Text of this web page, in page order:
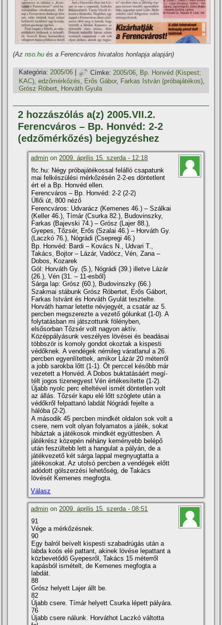
(Aznso.hu és a Ferencváros hivatalos honlapja alapján)
Kategória: 2005/06 | Címke: 2005/06 Bp. Honvéd (Kispest;
KAC),edzőmérkőzés, Erős Gábor, Farkas István (próbajátékos),
Grósz Róbert, Horváth Gyula
2 hozzászólás a(z) 2005.VII.2.
Ferencváros – Bp. Honvéd: 2-2
(edzőmérkőzés) bejegyzéshez
admin on2009. április 15. szerda - 12:18
ftc.hu: Négy próbajátékossal felálló csapatunk
mai felkészülési mérkőzésén 2-2-es döntetlent
ért el a Bp. Honvéd ellen.
Ferencváros – Bp. Honvéd: 2-2 (2-2)
Üllői út, 800 néző
Ferencváros: Udvarácz (Kemenes 46.) – Szálkai
(Keller 46.), Tí­már (Csurka 82.), Budovinszky,
Farkas (Bajevski 74.) – Grósz (Lajer 88.),
Gyepes, Tőzsér, Erős (Szalai 46.) – Horváth Gy.
(Laczkó 76.), Nógrádi (Csepregi 46.)
Bp. Honvéd: Bardi – Kovács N., Udvari T.,
Takács, Bojtor – Lázár, Vadócz, Vén, Zana –
Dobos, Kozarek
Gól: Horváth Gy. (5.), Nógrádi (39.) illetve Lázár
(26.), Vén (31. – 11-esből)
Sárga lap: Grósz (60.), Budovinszky (66.)
Szakmai stábunk Grósz Róbertet, Erős Gábort,
Farkas Istvánt és Horváth Gyulát tesztelte.
Horváth hamar letette névjegyét, a csatár az 5.
percben megszerezte a vezető gólunkat (1-0). A
folytatásban mi játszottunk fölényben,
elsősorban Tőzsér volt nagyon aktí­v.
Középpályásunk veszélyes lövései és beadásai
többször is komoly gondot okoztak a kispesti
védőknek. A vendégek némileg váratlanul a 26.
percben egyenlí­tettek, amikor Lázár 20 méterről
a jobb sarokba lőtt (1-1). Öt perccel később már
vezetett a Honvéd. A Dobos buktatásáért megí­
télt jogos tizenegyest Vén értékesí­tette (1-2).
Újabb nyolc perc elteltével ismét döntetlen volt
az állás. Tőzsér kapu elé lőtt szöglete után a
védőkről felpattanó labdát Nógrádi fejelte a
hálóba (2-2).
A második 45 percben mindkét oldalon sok volt a
csere, nem volt olyan folyamatos a játék, sokat
hibáztak a játékosok mindkét együttesben. A
játékrész közepén néhány keményebb belépő
után feszültebb lett a hangulat a pályán, de a
játékvezető két sárga lappal megnyugtatta a
játékosokat. Az utolsó percben a vendégek előtt
adódott gólszerzési lehetőség, de Takács
lövését Kemenes megfogta.
Válasz
admin on2009. április 15. szerda - 08:51
91
Vége a mérkőzésnek.
90
Egy balról beí­velt kispesti szabadrúgás után a
labda koós elé pattant, akinek lövése lepattant a
közbevetődő Gyepesről, Takács 15 méterről
kapásból ismételt, de Kemenes megfogta a
labdát.
88
Grósz helyett Lajer állt be.
82
Újabb csere. Tí­már helyett Csurka lépett pályára.
76
Újabb csere nálunk. Horváthot Laczkó váltotta